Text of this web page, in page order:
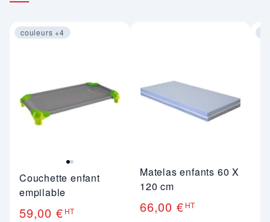
couleurs +4
Couchette enfant
empilable
59,00 € HT
Matelas enfants 60 X
120 cm
66,00 € HT